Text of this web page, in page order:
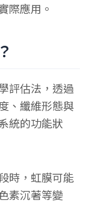
際應用。
評估法，透過
、纖維形態與
統的功能狀
時，虹膜可能
素沉著等變